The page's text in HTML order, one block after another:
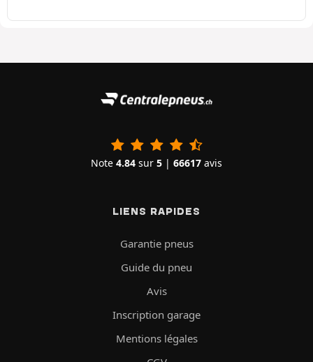
Note 4.84 sur 5 | 66617 avis
LIENS RAPIDES
Garantie pneus
Guide du pneu
Avis
Inscription garage
Mentions légales